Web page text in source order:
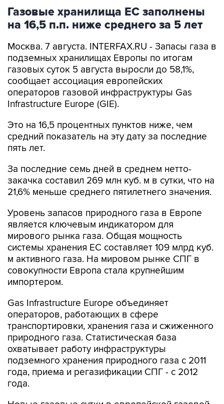
Газовые хранилища ЕС заполнены
на 16,5 п.п. ниже среднего за 5 лет
Москва. 7 августа. INTERFAX.RU - Запасы газа в
подземных хранилищах Европы по итогам
газовых суток 5 августа выросли до 58,1%,
сообщает ассоциация европейских
операторов газовой инфраструктуры Gas
Infrastructure Europe (GIE).
Это на 16,5 процентных пунктов ниже, чем
средний показатель на эту дату за последние
пять лет.
За последние семь дней в среднем нетто-
закачка составил 269 млн куб. м в сутки, что на
21,6% меньше среднего пятилетнего значения.
Уровень запасов природного газа в Европе
является ключевым индикатором для
мирового рынка газа. Общая мощность
системы хранения ЕС составляет 109 млрд куб.
м активного газа. На мировом рынке СПГ в
совокупности Европа стала крупнейшим
импортером.
Gas Infrastructure Europe объединяет
операторов, работающих в сфере
транспортировки, хранения газа и сжиженного
природного газа. Статистическая база
охватывает работу инфраструктуры
подземного хранения природного газа с 2011
года, приема и регазификации СПГ - с 2012
года.